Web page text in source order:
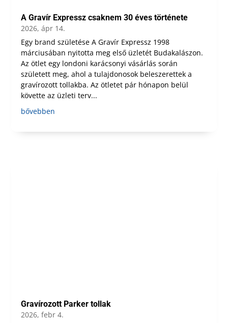
A Gravír Expressz csaknem 30 éves története
2026, ápr 14.
Egy brand születése A Gravír Expressz 1998
márciusában nyitotta meg első üzletét Budakalászon.
Az ötlet egy londoni karácsonyi vásárlás során
született meg, ahol a tulajdonosok beleszerettek a
gravírozott tollakba. Az ötletet pár hónapon belül
követte az üzleti terv...
bővebben
Gravírozott Parker tollak
2026, febr 4.